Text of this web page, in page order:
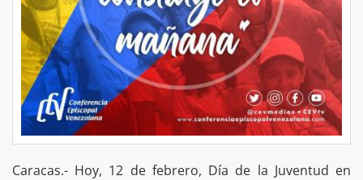
Caracas.- Hoy, 12 de febrero, Día de la Juventud en